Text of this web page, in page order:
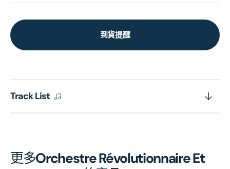
到貨提醒
Track List
更多Orchestre Révolutionnaire Et